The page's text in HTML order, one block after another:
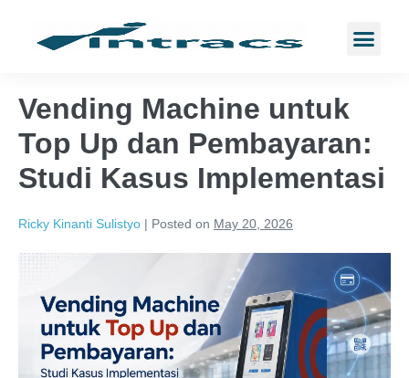
Vending Machine untuk
Top Up dan Pembayaran:
Studi Kasus Implementasi
Ricky Kinanti Sulistyo | Posted on May 20, 2026